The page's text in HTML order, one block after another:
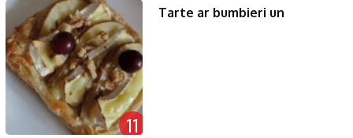
11
Tarte ar bumbieri un